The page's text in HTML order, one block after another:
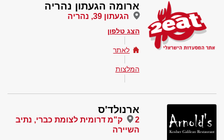
ארומה הגעתון נהריה
הגעתון 39, נהריה
הצג טלפון
לאתר
המלצות
ארנולד'ס
2 ק"מ דרומית לצומת כברי, נתיב
השיירה